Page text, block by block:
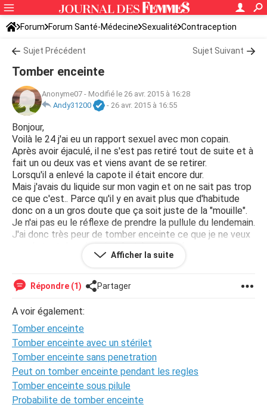
Forum Forum Santé-Médecine Sexualité Contraception
Sujet Précédent Sujet Suivant
Tomber enceinte
Anonyme07 - Modifié le 26 avr. 2015 à 16:28
Andy31200
- 26 avr. 2015 à 16:55
Bonjour,
Voilà le 24 j'ai eu un rapport sexuel avec mon copain.
Après avoir éjaculé, il ne s'est pas retiré tout de suite et à
fait un ou deux vas et viens avant de se retirer.
Lorsqu'il a enlevé la capote il était encore dur.
Mais j'avais du liquide sur mon vagin et on ne sait pas trop
ce que c'est.. Parce qu'il y en avait plus que d'habitude
donc on a un gros doute que ça soit juste de la "mouille".
Je n'ai pas eu le réflexe de prendre la pullule du lendemain.
J'ai donc très peur de tomber enceinte ce que je ne veux
pas du tout donc je suis très très stressée.
En sachant que je devais avoir mes règles hier (25) j'ai un
surtout.
Voilà merci de vos réponse
Afficher la suite
Répondre (1) Partager
A voir également:
Tomber enceinte
Tomber enceinte avec un stérilet
Tomber enceinte sans penetration
Peut on tomber enceinte pendant les regles
Tomber enceinte sous pilule
Probabilite de tomber enceinte